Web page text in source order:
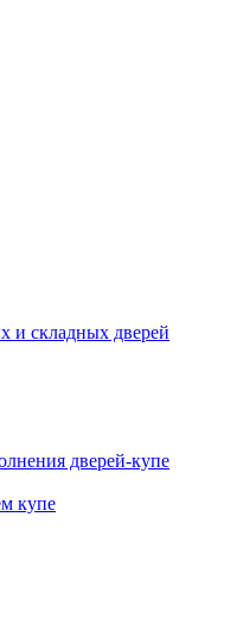
и складных дверей
дверей-купе
купе